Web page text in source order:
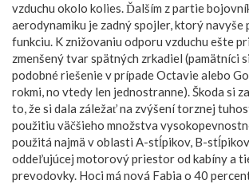
vzduchu okolo kolies. Ďalším z partie
aerodynamiku je zadný spojler, ktorý navyše
funkciu. K znižovaniu odporu vzduchu ešte
zmenšený tvar spätných zrkadiel (pamätníci
podobné riešenie v prípade Octavie alebo
rokmi, no vtedy len jednostranne). Škoda si
to, že si dala záležať na zvýšení torznej
použitiu väčšieho množstva
použitá najmä v oblasti A-stĺpikov, B-
oddeľujúcej motorový priestor od kabíny a
prevodovky. Hoci má nová Fabia o 40